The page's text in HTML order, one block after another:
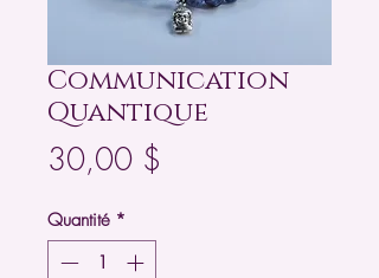
Communication
Quantique
30,00 $
Quantité *